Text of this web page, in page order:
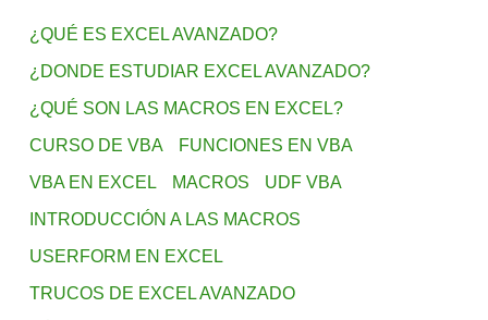
¿QUÉ ES EXCEL AVANZADO?
¿DONDE ESTUDIAR EXCEL AVANZADO?
¿QUÉ SON LAS MACROS EN EXCEL?
CURSO DE VBA
FUNCIONES EN VBA
VBA EN EXCEL
MACROS
UDF VBA
INTRODUCCIÓN A LAS MACROS
USERFORM EN EXCEL
TRUCOS DE EXCEL AVANZADO